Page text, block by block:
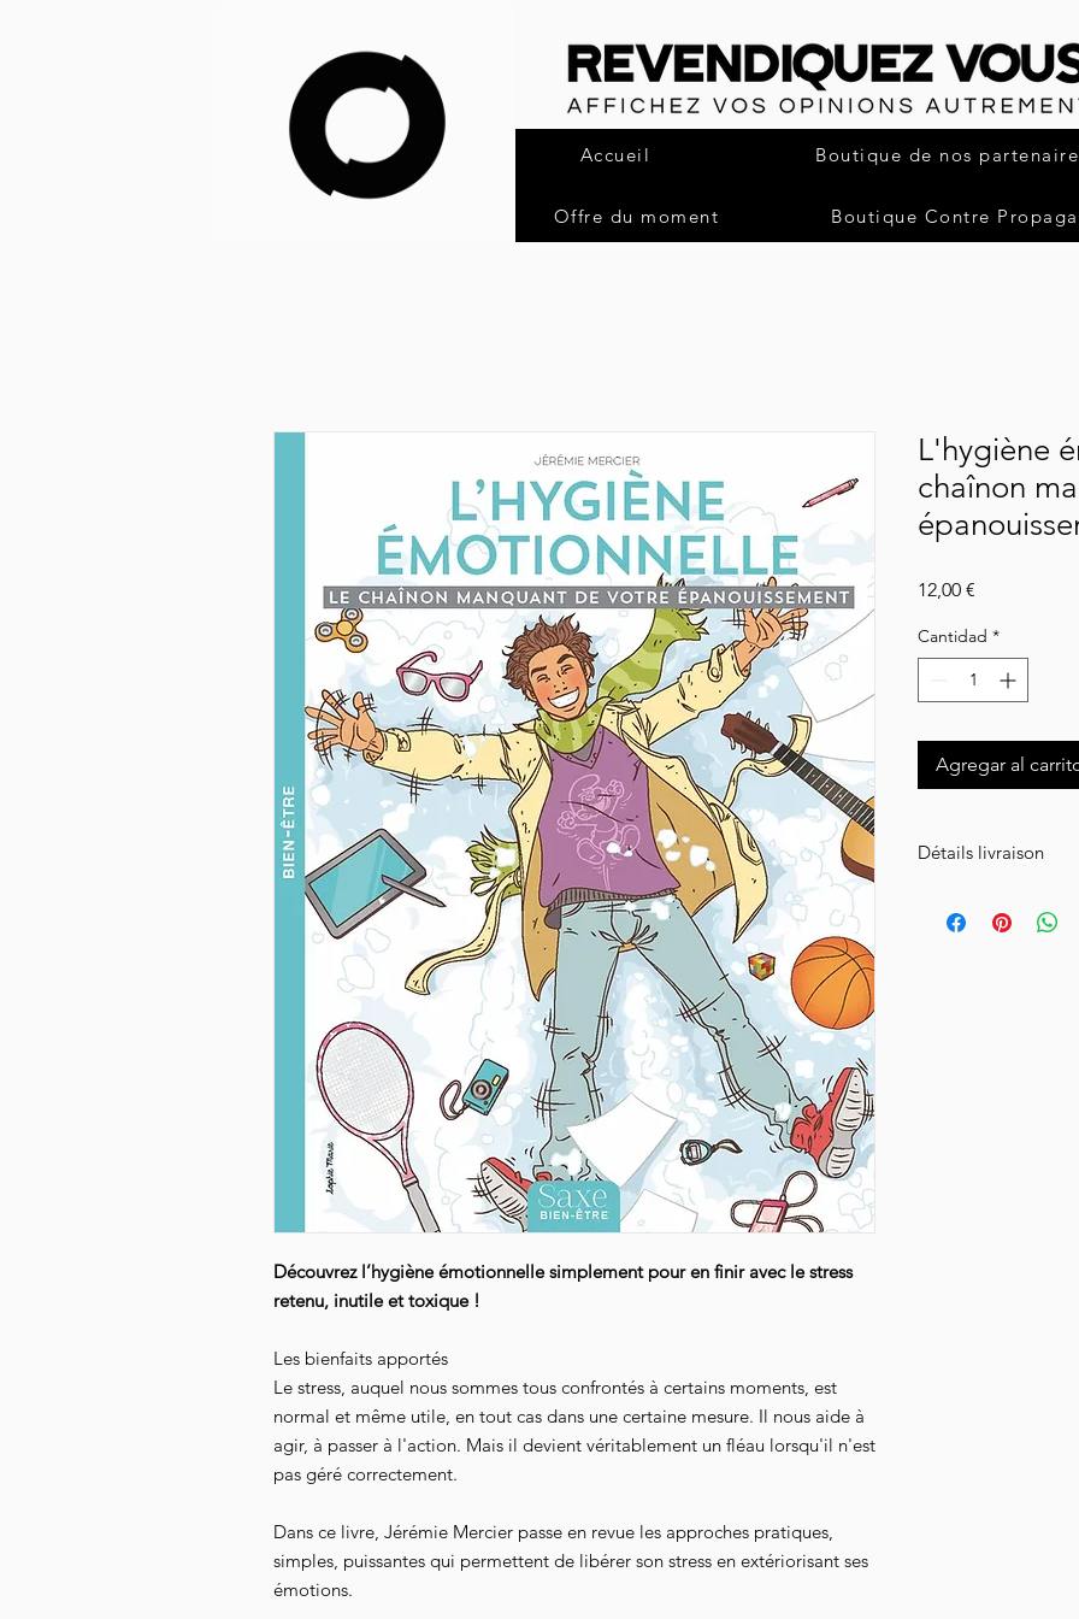
Accueil Boutique de nos
Offre du moment Boutique Contre
Découvrez l’hygiène émotionnelle simplement pour en finir avec le stress
retenu, inutile et toxique !
Les bienfaits apportés
Le stress, auquel nous sommes tous confrontés à certains moments, est
normal et même utile, en tout cas dans une certaine mesure. Il nous aide à
agir, à passer à l'action. Mais il devient véritablement un fléau lorsqu'il n'est
pas géré correctement.
Dans ce livre, Jérémie Mercier passe en revue les approches pratiques,
simples, puissantes qui permettent de libérer son stress en extériorisant ses
émotions.
L'hygiène
chaînon
12,00 €
Cantidad *
Agregar al
Détails livraison
le volume de votre